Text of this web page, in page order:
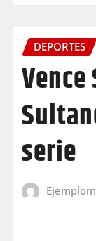
DEPORTES
Vence
serie